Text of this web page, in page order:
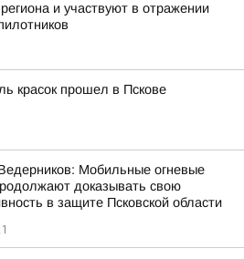
и участвуют в отражении
красок прошел в Пскове
Мобильные огневые
доказывать свою
в защите Псковской области